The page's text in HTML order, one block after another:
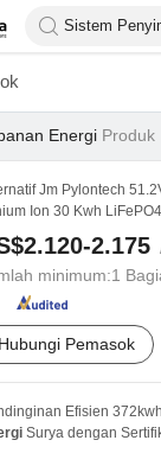
Energi Produk
Jm Pylontech
Ion 30 Kwh
2.175
minimum:1
Hubungi Pemasok
Efisien
Surya dengan